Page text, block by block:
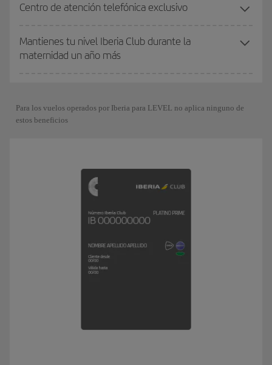
Centro de atención telefónica exclusivo
Mantienes tu nivel Iberia Club durante la
maternidad un año más
Para los vuelos operados por Iberia para LEVEL no aplica ninguno de
estos beneficios